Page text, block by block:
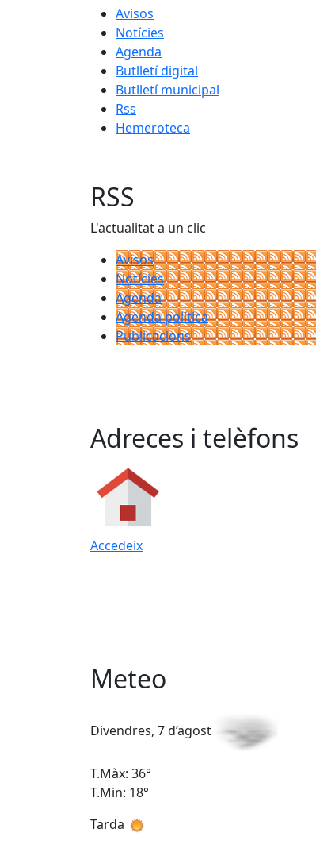
Avisos
Notícies
Agenda
Butlletí digital
Butlletí municipal
Rss
Hemeroteca
RSS
L'actualitat a un clic
Avisos
Notícies
Agenda
Agenda política
Publicacions
Adreces i telèfons
Accedeix
Meteo
Divendres, 7 d’agost
T.Màx: 36°
T.Min: 18°
Tarda